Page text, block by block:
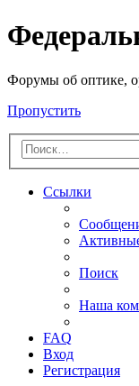
Форумы об оптике,
Пропустить
Ссылки
Поиск
Наша
FAQ
Вход
Регистрация